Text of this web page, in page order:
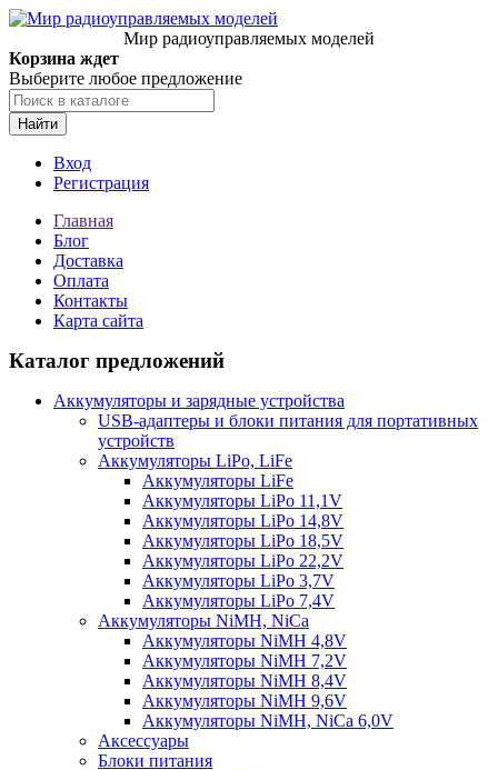
Мир радиоуправляемых моделей
Корзина ждет
Выберите любое предложение
Найти
Вход
Регистрация
Главная
Блог
Доставка
Оплата
Контакты
Карта сайта
Каталог предложений
Аккумуляторы и зарядные устройства
USB-адаптеры и блоки питания для портативных
устройств
Аккумуляторы LiPo, LiFe
Аккумуляторы LiFe
Аккумуляторы LiPo 11,1V
Аккумуляторы LiPo 14,8V
Аккумуляторы LiPo 18,5V
Аккумуляторы LiPo 22,2V
Аккумуляторы LiPo 3,7V
Аккумуляторы LiPo 7,4V
Аккумуляторы NiMH, NiCa
Аккумуляторы NiMH 4,8V
Аккумуляторы NiMH 7,2V
Аккумуляторы NiMH 8,4V
Аккумуляторы NiMH 9,6V
Аккумуляторы NiMH, NiCa 6,0V
Аксессуары
Блоки питания